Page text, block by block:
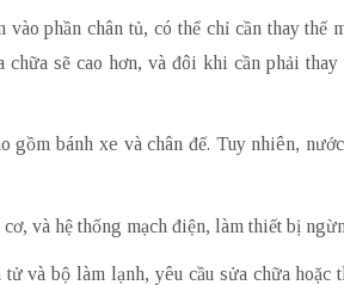
phần chân tủ, có thể chỉ cần thay thế
sẽ cao hơn, và đôi khi cần phải thay
gồm bánh xe và chân đế. Tuy nhiên,
và hệ thống mạch điện, làm thiết bị
và bộ làm lạnh, yêu cầu sửa chữa hoặc